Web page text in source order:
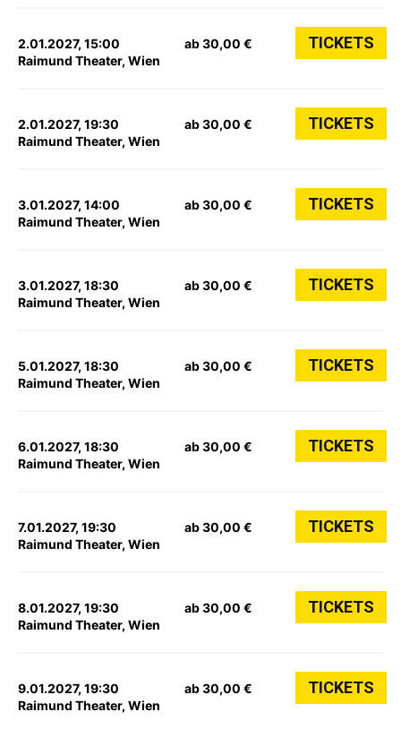
2.01.2027, 15:00
Raimund Theater, Wien
ab 30,00 € TICKETS
2.01.2027, 19:30
Raimund Theater, Wien
ab 30,00 € TICKETS
3.01.2027, 14:00
Raimund Theater, Wien
ab 30,00 € TICKETS
3.01.2027, 18:30
Raimund Theater, Wien
ab 30,00 € TICKETS
5.01.2027, 18:30
Raimund Theater, Wien
ab 30,00 € TICKETS
6.01.2027, 18:30
Raimund Theater, Wien
ab 30,00 € TICKETS
7.01.2027, 19:30
Raimund Theater, Wien
ab 30,00 € TICKETS
8.01.2027, 19:30
Raimund Theater, Wien
ab 30,00 € TICKETS
9.01.2027, 19:30
Raimund Theater, Wien
ab 30,00 € TICKETS